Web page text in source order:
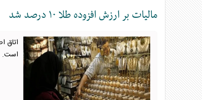
مالیات بر ارزش افزوده طلا ۱۰ درصد شد
است.